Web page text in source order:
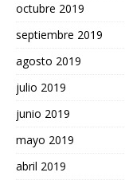
octubre 2019
septiembre 2019
agosto 2019
julio 2019
junio 2019
mayo 2019
abril 2019